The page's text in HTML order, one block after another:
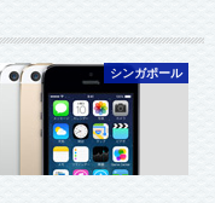
シンガポール